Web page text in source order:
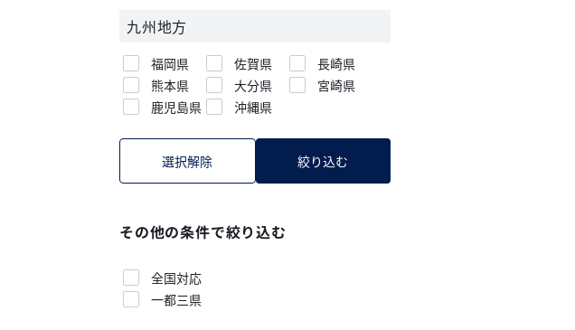
九州地方
福岡県 佐賀県
長崎県
熊本県
大分県
宮崎県
鹿児島県
沖縄県
選択解除 絞り込む
その他の条件で絞り込む
全国対応
一都三県